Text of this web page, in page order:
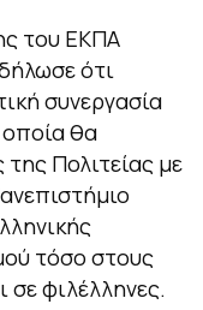
του ΕΚΠΑ
ότι
συνεργασία
θα
Πολιτείας με
τόσο στους
σε φιλέλληνες.